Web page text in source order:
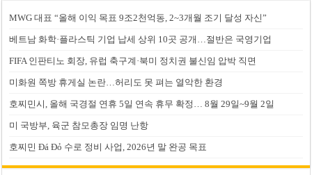
MWG 대표 “올해 이익 목표 9조2천억동, 2~3개월 조기 달성 자신”
베트남 화학·플라스틱 기업 납세 상위 10곳 공개…절반은 국영기업
FIFA 인판티노 회장, 유럽 축구계·북미 정치권 불신임 압박 직면
미화원 쪽방 휴게실 논란…허리도 못 펴는 열악한 환경
호찌민시, 올해 국경절 연휴 5일 연속 휴무 확정… 8월 29일~9월 2일
미 국방부, 육군 참모총장 임명 난항
호찌민 Đá Đỏ 수로 정비 사업, 2026년 말 완공 목표